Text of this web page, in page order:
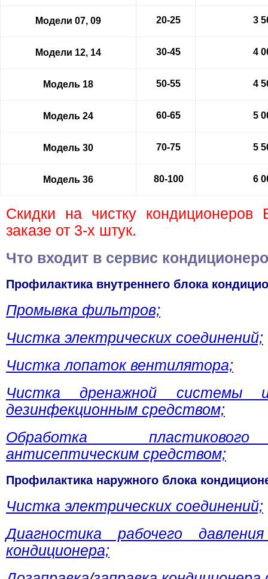
Модели 07, 09 20-25 3
Модели 12, 14 30-45 4
Модель 18 50-55 4
Модель 24 60-65 5
Модель 30 70-75 5
Модель 36 80-100 6
Скидки на чистку кондиционеров
заказе от 3-х штук.
Что входит в сервис
Профилактика внутреннего блока
Промывка фильтров;
Чистка электрических соединений;
Чистка лопаток вентилятора;
Чистка дренажной системы
дезинфекционным средством;
Обработка
антисептическим средством;
Профилактика наружного блока
Чистка электрических соединений;
Диагностика рабочего
кондиционера;